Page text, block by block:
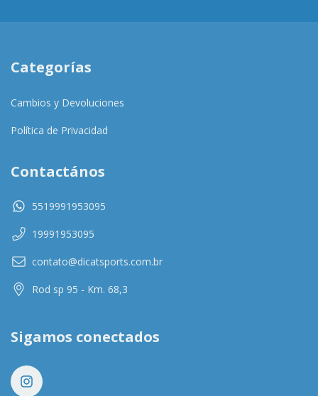
Categorías
Cambios y Devoluciones
Política de Privacidad
Contactános
5519991953095
19991953095
contato@dicatsports.com.br
Rod sp 95 - Km. 68,3
Sigamos conectados